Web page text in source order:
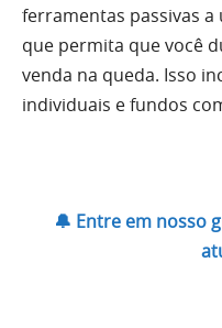
ferramentas passivas
que permita que você
venda na queda. Isso
individuais e fundos
🔔 Entre em nosso